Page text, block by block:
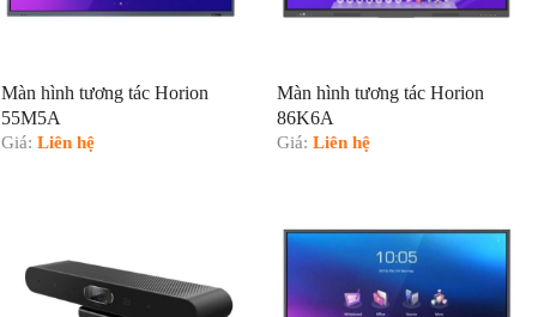
Màn hình tương tác Horion
55M5A
Giá: Liên hệ
Màn hình tương tác Horion
86K6A
Giá: Liên hệ